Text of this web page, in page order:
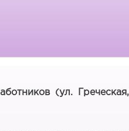
(ул.